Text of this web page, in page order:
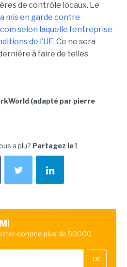
de contrôle locaux. Le
a mis en garde contre
selon laquelle l’entreprise
de l’UE. Ce ne sera
à faire de telles
(adapté par pierre
a plu? Partagez le !
comme plus de 50000
OK